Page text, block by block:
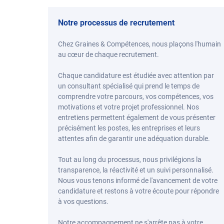
Notre processus de recrutement
Chez Graines & Compétences, nous plaçons l'humain
au cœur de chaque recrutement.
Chaque candidature est étudiée avec attention par
un consultant spécialisé qui prend le temps de
comprendre votre parcours, vos compétences, vos
motivations et votre projet professionnel. Nos
entretiens permettent également de vous présenter
précisément les postes, les entreprises et leurs
attentes afin de garantir une adéquation durable.
Tout au long du processus, nous privilégions la
transparence, la réactivité et un suivi personnalisé.
Nous vous tenons informé de l'avancement de votre
candidature et restons à votre écoute pour répondre
à vos questions.